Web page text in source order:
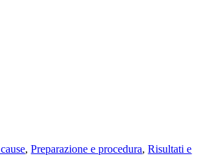
,Preparazione e procedura,Risultati e